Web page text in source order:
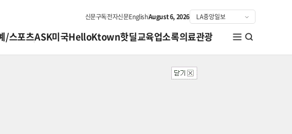
신문구독전자신문EnglishAugust 6, 2026
/스포츠ASK미국HelloKtown핫딜교육업소록의료관광